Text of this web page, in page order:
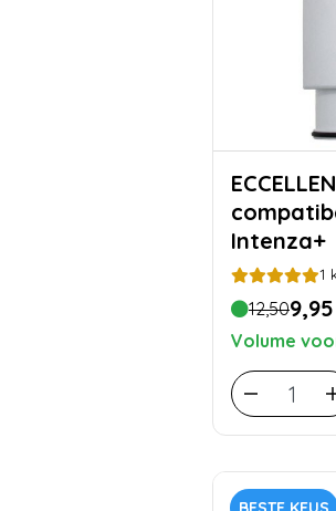
ECCELLENTE
Intenza+
1
12,509,95
Volume